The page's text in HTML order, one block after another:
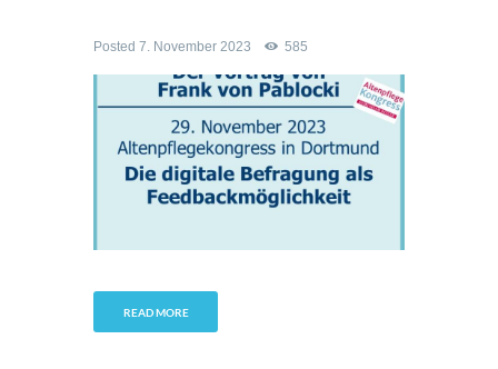
Posted 7. November 2023 585
READ MORE